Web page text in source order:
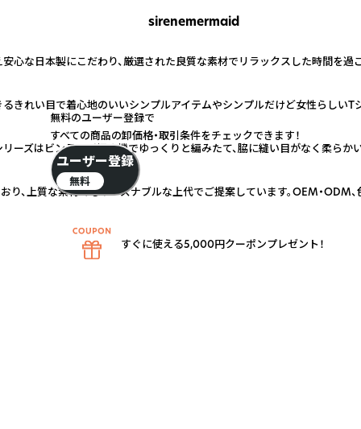
sirenemermaid
心な日本製にこだわり、厳選された良質な素材でリラックスした時間を過
きれい目で着心地のいいシンプルアイテムやシンプルだけど女性らしいT
ーズはビンテージ編み機でゆっくりと編みたて、脇に縫い目がなく柔らか
、上質な素材でもリーズナブルな上代でご提案しています。OEM・ODM
無料のユーザー登録で
すべての商品の卸価格・取引条件をチェックできます！
ユーザー登録
無料
すぐに使える5,000円クーポンプレゼント！